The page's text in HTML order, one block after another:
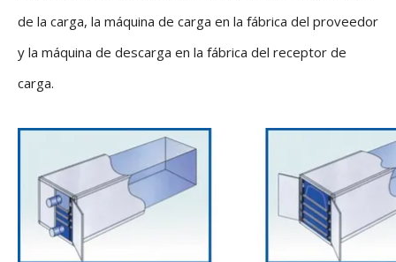
de la carga, la máquina de carga en la fábrica del proveedor
y la máquina de descarga en la fábrica del receptor de
carga.